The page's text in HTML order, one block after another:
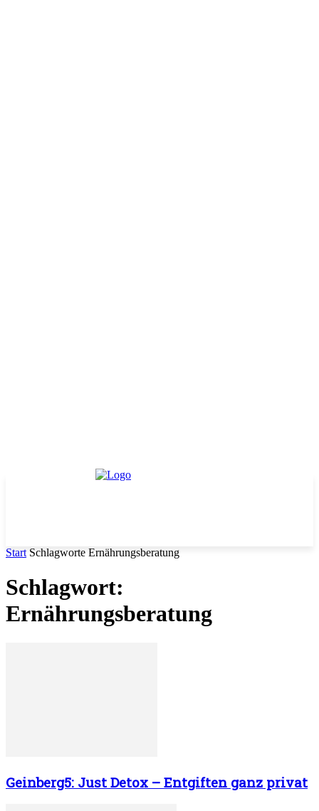
Start Schlagworte Ernährungsberatung
Schlagwort:
Ernährungsberatung
Geinberg5: Just Detox – Entgiften ganz privat